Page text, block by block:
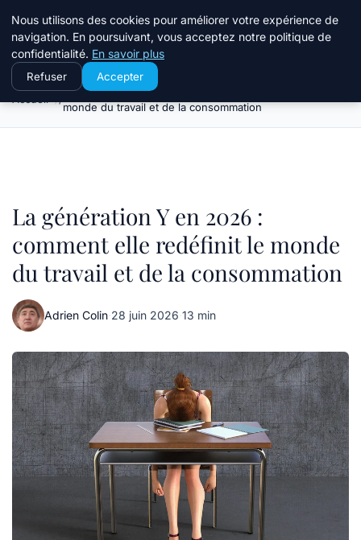
Travail Saisonnier
La génération Y en 2026 : comment elle redéfinit le
monde du travail et de la consommation
La génération Y en 2026 :
comment elle redéfinit le monde
du travail et de la consommation
Adrien Colin·28 juin 2026·13 min
Nous utilisons des cookies pour améliorer votre expérience de
navigation. En poursuivant, vous acceptez notre politique de
confidentialité. En savoir plus
Refuser Accepter